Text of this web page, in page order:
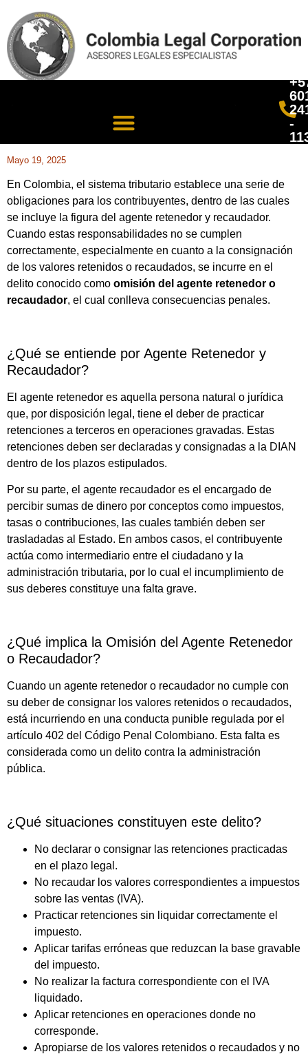
-
Mayo 19, 2025
En Colombia, el sistema tributario establece una serie de
obligaciones para los contribuyentes, dentro de las cuales
se incluye la figura del agente retenedor y recaudador.
Cuando estas responsabilidades no se cumplen
correctamente, especialmente en cuanto a la consignación
de los valores retenidos o recaudados, se incurre en el
delito conocido como omisión del agente retenedor o
recaudador, el cual conlleva consecuencias penales.
¿Qué se entiende por Agente Retenedor y
Recaudador?
El agente retenedor es aquella persona natural o jurídica
que, por disposición legal, tiene el deber de practicar
retenciones a terceros en operaciones gravadas. Estas
retenciones deben ser declaradas y consignadas a la DIAN
dentro de los plazos estipulados.
Por su parte, el agente recaudador es el encargado de
percibir sumas de dinero por conceptos como impuestos,
tasas o contribuciones, las cuales también deben ser
trasladadas al Estado. En ambos casos, el contribuyente
actúa como intermediario entre el ciudadano y la
administración tributaria, por lo cual el incumplimiento de
sus deberes constituye una falta grave.
¿Qué implica la Omisión del Agente Retenedor
o Recaudador?
Cuando un agente retenedor o recaudador no cumple con
su deber de consignar los valores retenidos o recaudados,
está incurriendo en una conducta punible regulada por el
artículo 402 del Código Penal Colombiano. Esta falta es
considerada como un delito contra la administración
pública.
¿Qué situaciones constituyen este delito?
No declarar o consignar las retenciones practicadas
en el plazo legal.
No recaudar los valores correspondientes a impuestos
sobre las ventas (IVA).
Practicar retenciones sin liquidar correctamente el
impuesto.
Aplicar tarifas erróneas que reduzcan la base gravable
del impuesto.
No realizar la factura correspondiente con el IVA
liquidado.
Aplicar retenciones en operaciones donde no
corresponde.
Apropiarse de los valores retenidos o recaudados y no